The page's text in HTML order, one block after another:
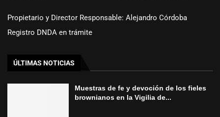
Propietario y Director Responsable: Alejandro Córdoba
Registro DNDA en trámite
ÚLTIMAS NOTICIAS
Muestras de fe y devoción de los fieles
brownianos en la Vigilia de...